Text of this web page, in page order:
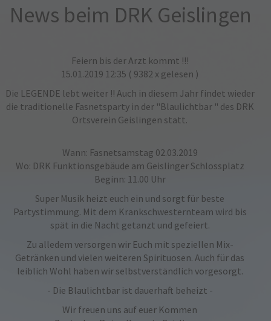
News beim DRK Geislingen
Feiern bis der Arzt kommt !!!
15.01.2019 12:35 ( 9382 x gelesen )
Die LEGENDE lebt weiter !! Auch in diesem Jahr findet wieder
die traditionelle Fasnetsparty in der "Blaulichtbar" des DRK
Ortsverein Geislingen statt.
Wann: Fasnetsamstag 02.03.2019
Wo: DRK Funktionsgebäude am Geislinger Schlossplatz
Beginn: 11.00 Uhr
Super Musik heizt euch ein und sorgt für beste
Partystimmung. Mit dem Krankschwesternteam wird bis
spät in die Nacht getanzt und gefeiert.
Zu alledem versorgen wir Euch mit speziellen Mix-
Getränken und vielen weiteren Spirituosen. Auch für das
leiblich Wohl haben wir selbstverständlich vorgesorgt.
- Die Blaulichtbar ist dauerhaft beheizt -
Wir freuen uns auf euer Kommen